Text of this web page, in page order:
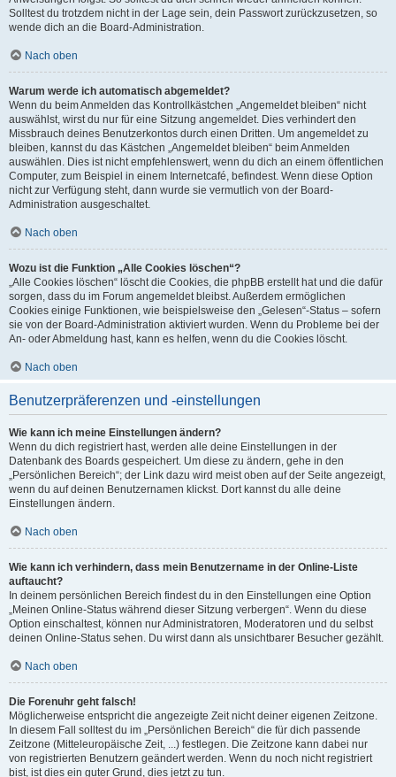
Solltest du trotzdem nicht in der Lage sein, dein Passwort zurückzusetzen, so
wende dich an die Board-Administration.
Nach oben
Warum werde ich automatisch abgemeldet?
Wenn du beim Anmelden das Kontrollkästchen „Angemeldet bleiben“ nicht
auswählst, wirst du nur für eine Sitzung angemeldet. Dies verhindert den
Missbrauch deines Benutzerkontos durch einen Dritten. Um angemeldet zu
bleiben, kannst du das Kästchen „Angemeldet bleiben“ beim Anmelden
auswählen. Dies ist nicht empfehlenswert, wenn du dich an einem öffentlichen
Computer, zum Beispiel in einem Internetcafé, befindest. Wenn diese Option
nicht zur Verfügung steht, dann wurde sie vermutlich von der Board-
Administration ausgeschaltet.
Nach oben
Wozu ist die Funktion „Alle Cookies löschen“?
„Alle Cookies löschen“ löscht die Cookies, die phpBB erstellt hat und die dafür
sorgen, dass du im Forum angemeldet bleibst. Außerdem ermöglichen
Cookies einige Funktionen, wie beispielsweise den „Gelesen“-Status – sofern
sie von der Board-Administration aktiviert wurden. Wenn du Probleme bei der
An- oder Abmeldung hast, kann es helfen, wenn du die Cookies löscht.
Nach oben
Benutzerpräferenzen und -einstellungen
Wie kann ich meine Einstellungen ändern?
Wenn du dich registriert hast, werden alle deine Einstellungen in der
Datenbank des Boards gespeichert. Um diese zu ändern, gehe in den
„Persönlichen Bereich“; der Link dazu wird meist oben auf der Seite angezeigt,
wenn du auf deinen Benutzernamen klickst. Dort kannst du alle deine
Einstellungen ändern.
Nach oben
Wie kann ich verhindern, dass mein Benutzername in der Online-Liste
auftaucht?
In deinem persönlichen Bereich findest du in den Einstellungen eine Option
„Meinen Online-Status während dieser Sitzung verbergen“. Wenn du diese
Option einschaltest, können nur Administratoren, Moderatoren und du selbst
deinen Online-Status sehen. Du wirst dann als unsichtbarer Besucher gezählt.
Nach oben
Die Forenuhr geht falsch!
Möglicherweise entspricht die angezeigte Zeit nicht deiner eigenen Zeitzone.
In diesem Fall solltest du im „Persönlichen Bereich“ die für dich passende
Zeitzone (Mitteleuropäische Zeit, ...) festlegen. Die Zeitzone kann dabei nur
von registrierten Benutzern geändert werden. Wenn du noch nicht registriert
bist, ist dies ein guter Grund, dies jetzt zu tun.